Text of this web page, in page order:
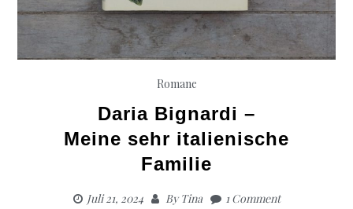
Romane
Daria Bignardi –
Meine sehr italienische
Familie
Juli 21, 2024 ByTina 1 Comment